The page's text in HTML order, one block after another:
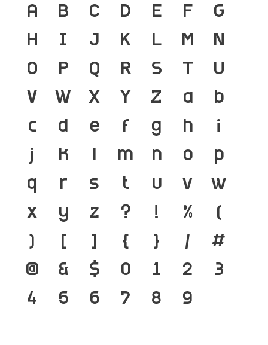
A B C D E F
G
H
I J K L M
N
O
P Q R S T
U
V
W X Y Z a
b
c
d e f g h
i
j
k l m n o
p
q
r s t u v
w
x
y z ? ! %
(
)
[ ] { } /
#
@
& $ 0 1 2
3
4
5 6 7 8 9